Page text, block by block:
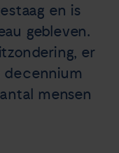
en is
gebleven.
er
mensen